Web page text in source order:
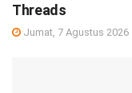
Threads
Jumat, 7 Agustus 2026